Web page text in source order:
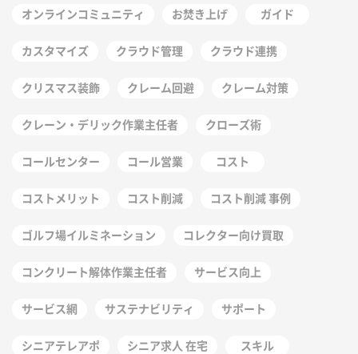
オンラインコミュニティ お焚き上げ ガイド
カスタマイズ クラウド管理 クラウド連携
クリスマス装飾 クレーム回避 クレーム対策
クレーン・デリック作業主任者 クローズ術
コールセンター コール営業 コスト
コストメリット コスト削減 コスト削減 事例
ゴルフ場イルミネーション コレクター向け買取
コンクリート解体作業主任者 サービス向上
サービス網 サステナビリティ サポート
シニアテレアポ シニア求人 在宅 スキル